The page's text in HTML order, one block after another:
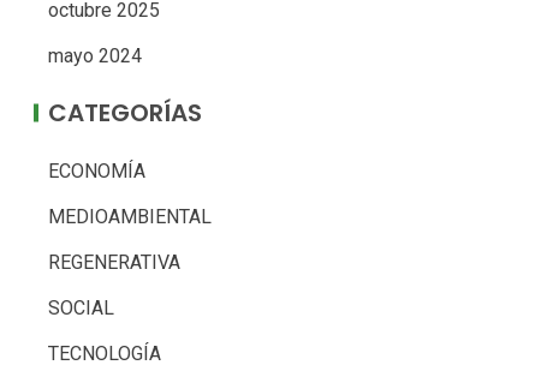
octubre 2025
mayo 2024
CATEGORÍAS
ECONOMÍA
MEDIOAMBIENTAL
REGENERATIVA
SOCIAL
TECNOLOGÍA